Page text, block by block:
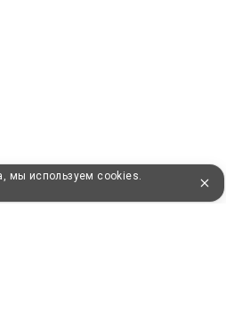
мы используем cookies.